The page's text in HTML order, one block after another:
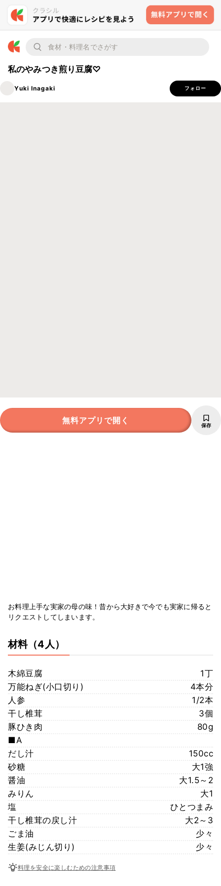
私のやみつき煎り豆腐♡
Yuki Inagaki フォロー
無料アプリで開く 保存
お料理上手な実家の母の味！昔から大好きで今でも実家に帰ると
リクエストしてしまいます。
材料（4人）
木綿豆腐
1丁
万能ねぎ(小口切り)
4本分
人参
1/2本
干し椎茸
3個
豚ひき肉
80g
■A
だし汁
150cc
砂糖
大1強
醤油
大1.5～2
みりん
大1
塩
ひとつまみ
干し椎茸の戻し汁
大2～3
ごま油
少々
生姜(みじん切り)
少々
料理を安全に楽しむための注意事項